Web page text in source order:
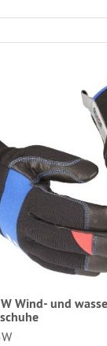
Wind- und